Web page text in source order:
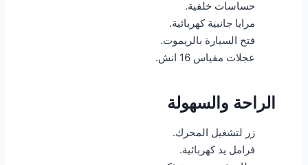
حساسات خلفية.
مرايا جانبية كهربائية.
فتح السيارة بالريموت.
عجلات مقياس 16 انش.
الراحة والسهولة
زر لتشغيل المحرك.
فرامل يد كهربائية.